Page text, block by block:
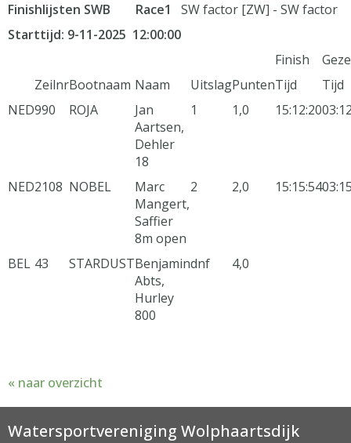
Finishlijsten SWB Race1
SW factor [ZW] - SW factor
Starttijd: 9-11-2025 12:00:00
Finish
ZeilnrBootnaam Naam UitslagPuntenTijd
Tijd
NED990 ROJA
Jan
Aartsen,
Dehler
18
1 1,0 15:12:20
NED2108 NOBEL
Marc
Mangert,
Saffier
8m open
2 2,0 15:15:54
BEL 43 STARDUSTBenjamin
Abts,
Hurley
800
dnf 4,0
« naar overzicht
Watersportvereniging Wolphaartsdijk